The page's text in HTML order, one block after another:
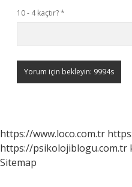
10 - 4 kaçtır?*
https://www.loco.com.tr
https://psikolojiblogu.com.tr
Sitemap